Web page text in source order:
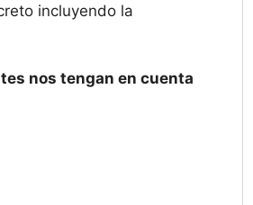
incluyendo la
nos tengan en cuenta